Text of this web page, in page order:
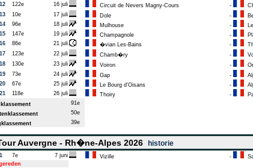
122e 16 juli Circuit de Nevers Magny-Cours -
10e 17 juli Dole -
96e 18 juli Mulhouse -
147e 19 juli Champagnole -
86e 21 juli �vian Les-Bains -
123e 22 juli Chamb�ry -
130e 23 juli Voiron -
73e 24 juli Gap -
67e 25 juli Le Bourg d'Oisans -
118e 26 juli Thoiry -
91e
50e
39e
Auvergne - Rh�ne-Alpes 2026 historie
7e 7 juni Vizille -